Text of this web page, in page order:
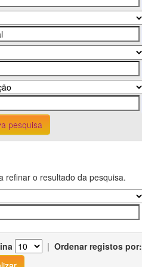
pesquisa
refinar o resultado da pesquisa.
| Ordenar registos por: